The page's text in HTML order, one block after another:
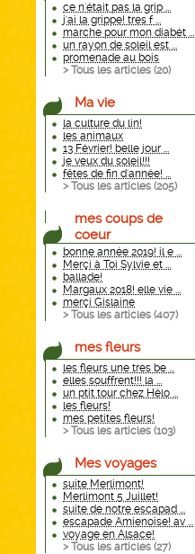
ce n'était pas la grip ...
j'ai la grippe! tres f ...
marche pour mon diabèt ...
un rayon de soleil est ...
promenade au bois
> Tous les articles (20)
Ma vie
la culture du lin!
les animaux
13 Février! belle jour ...
je veux du soleil!!!
fêtes de fin d'année! ...
> Tous les articles (205)
mes coups de
coeur
bonne année 2019! il e ...
Merçi à Toi Sylvie et ...
ballade!
Margaux 2018! elle vie ...
merçi Gislaine
> Tous les articles (407)
mes fleurs
les fleurs une tres be ...
elles souffrent!!! la ...
un ptit tour chez Hélo ...
les fleurs!
mes petites fleurs!
> Tous les articles (103)
Mes voyages
suite Merlimont!
Merlimont 5 Juillet!
suite de notre escapad ...
escapade Amienoise! av ...
voyage en Alsace!
> Tous les articles (27)